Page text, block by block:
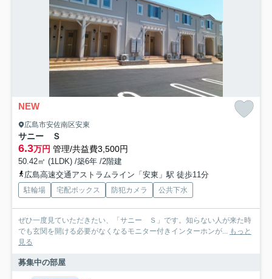
NEW
広島市安佐南区安東
サニー Ｓ
6.3万円 管理/共益費3,500円
50.42㎡ (1LDK) /築6年 /2階建
広島高速交通アストラムライン「安東」駅 徒歩11分
駐輪場 宅配ボックス 防犯カメラ 公共下水
ぜひ一度見ていただきたい、「サニー Ｓ」です。知らない人が来た時
でも玄関を開ける必要がなくなるモニター付きインターホンが... もっと
見る
募集中の部屋